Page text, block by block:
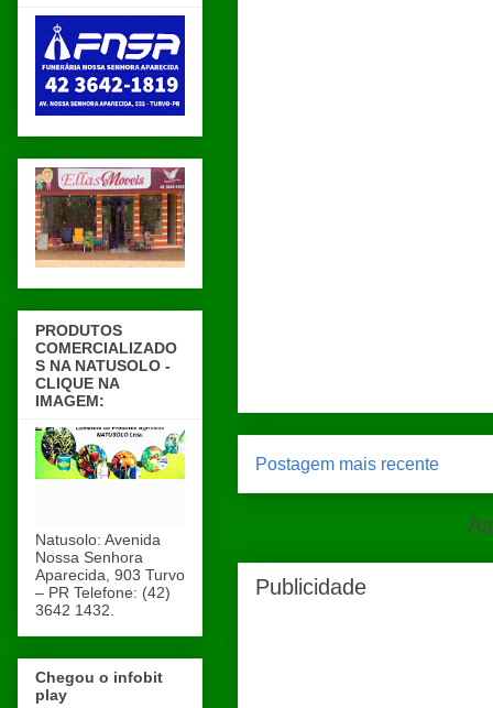
Postagem mais recente
Publicidade
PRODUTOS
COMERCIALIZADO
S NA NATUSOLO -
CLIQUE NA
IMAGEM:
Natusolo: Avenida
Nossa Senhora
Aparecida, 903 Turvo
– PR Telefone: (42)
3642 1432.
Chegou o infobit
play